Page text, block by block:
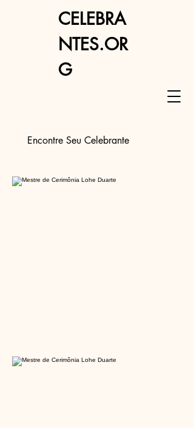
Encontre Seu Celebrante
CELEBRA
NTES.OR
G